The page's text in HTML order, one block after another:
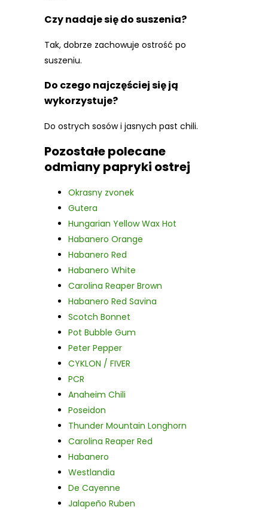
Czy nadaje się do suszenia?
Tak, dobrze zachowuje ostrość po
suszeniu.
Do czego najczęściej się ją
wykorzystuje?
Do ostrych sosów i jasnych past chili.
Pozostałe polecane
odmiany papryki ostrej
Okrasny zvonek
Gutera
Hungarian Yellow Wax Hot
Habanero Orange
Habanero Red
Habanero White
Carolina Reaper Brown
Habanero Red Savina
Scotch Bonnet
Pot Bubble Gum
Peter Pepper
CYKLON / FIVER
PCR
Anaheim Chili
Poseidon
Thunder Mountain Longhorn
Carolina Reaper Red
Habanero
Westlandia
De Cayenne
Jalapeño Ruben